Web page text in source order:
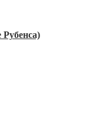
Рубенса)